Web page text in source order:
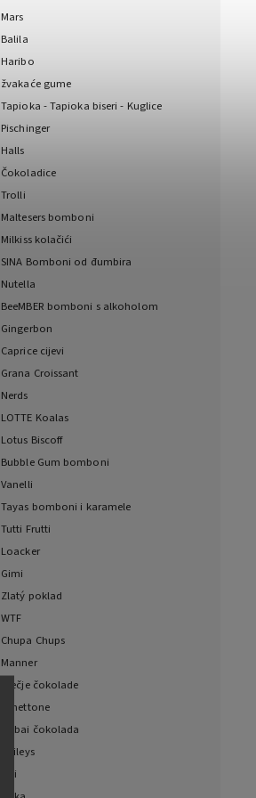
Mars
Balila
Haribo
žvakaće gume
Tapioka - Tapioka biseri - Kuglice
Pischinger
Halls
Čokoladice
Trolli
Maltesers bomboni
Milkiss kolačići
SINA Bomboni od đumbira
Nutella
BeeMBER bomboni s alkoholom
Gingerbon
Caprice cijevi
Grana Croissant
Nerds
LOTTE Koalas
Lotus Biscoff
Bubble Gum bomboni
Vanelli
Tayas bomboni i karamele
Tutti Frutti
Loacker
Gimi
Zlatý poklad
WTF
Chupa Chups
Manner
Dječje čokolade
Panettone
Dubai čokolada
Baileys
Fizi